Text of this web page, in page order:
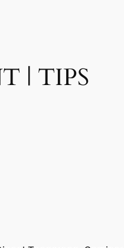
| TIPS